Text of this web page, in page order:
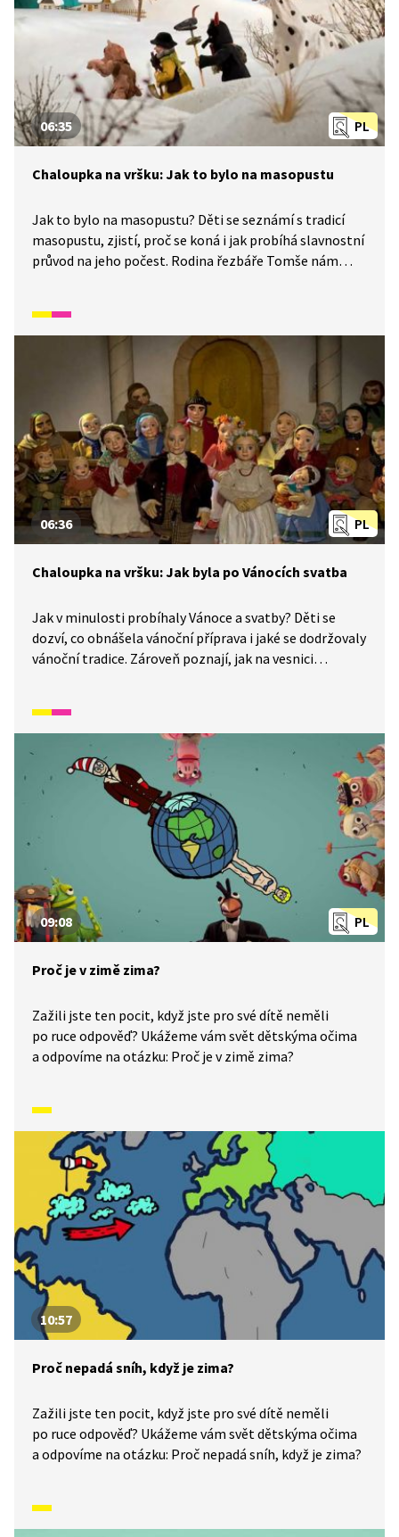
PL
06:35
Chaloupka na vršku: Jak to bylo na masopustu
Jak to bylo na masopustu? Děti se seznámí s tradicí
masopustu, zjistí, proč se koná i jak probíhá slavnostní
průvod na jeho počest. Rodina řezbáře Tomše nám
veselé životy v souladu s přírodou. Video inspirované
lidovými zvyky a písněmi navazuje na poetiku
klasických Trnkových filmů. Pohádka je vhodná také
jako doplňkový materiál k výuce češtiny pro cizince.
PL
06:36
Chaloupka na vršku: Jak byla po Vánocích svatba
Jak v minulosti probíhaly Vánoce a svatby? Děti se
dozví, co obnášela vánoční příprava i jaké se dodržovaly
vánoční tradice. Zároveň poznají, jak na vesnici
ukáže, jak naši předkové žili na vsi skromné, ale veselé
životy v souladu s přírodou. Video inspirované lidovými
zvyky a písněmi navazuje na poetiku klasických
Trnkových filmů. Pohádka je vhodná také jako
doplňkový materiál k výuce češtiny pro cizince.
PL
09:08
Proč je v zimě zima?
Zažili jste ten pocit, když jste pro své dítě neměli
po ruce odpověď? Ukážeme vám svět dětskýma očima
a odpovíme na otázku: Proč je v zimě zima?
10:57
Proč nepadá sníh, když je zima?
Zažili jste ten pocit, když jste pro své dítě neměli
po ruce odpověď? Ukážeme vám svět dětskýma očima
a odpovíme na otázku: Proč nepadá sníh, když je zima?